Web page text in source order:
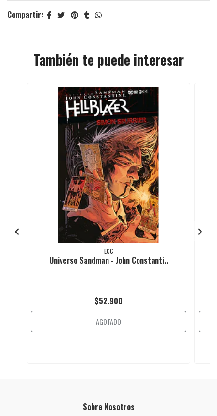
Compartir:
También te puede interesar
ECC
Universo Sandman - John Constanti..
$52.900
AGOTADO
Sobre Nosotros